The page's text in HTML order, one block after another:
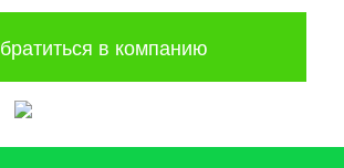
в компанию